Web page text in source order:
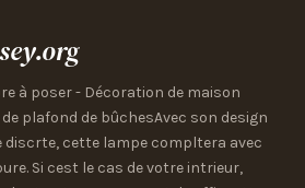
à poser - Décoration de maison
plafond de bûchesAvec son design
cette lampe compltera avec
Si cest le cas de votre intrieur,